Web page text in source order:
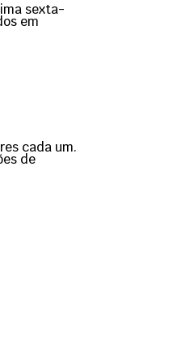
sexta-
em
cada um.
de